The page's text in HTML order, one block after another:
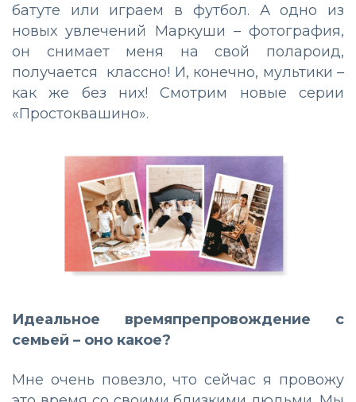
батуте или играем в футбол. А одно из
новых увлечений Маркуши – фотография,
он снимает меня на свой полароид,
получается классно! И, конечно, мультики –
как же без них! Смотрим новые серии
«Простоквашино».
Идеальное времяпрепровождение с
семьей – оно какое?
Мне очень повезло, что сейчас я провожу